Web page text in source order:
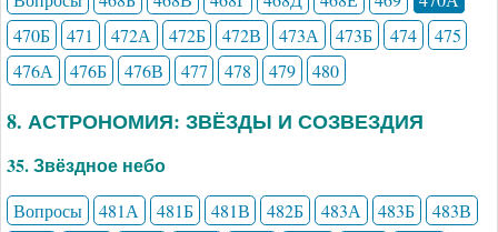
470Б
471 472А 472Б 472В 473А 473Б 474
475
476А
476Б 476В 477 478 479 480
8. АСТРОНОМИЯ: ЗВЁЗДЫ И СОЗВЕЗДИЯ
35. Звёздное небо
Вопросы 481А 481Б 481В 482Б 483А 483Б
483В